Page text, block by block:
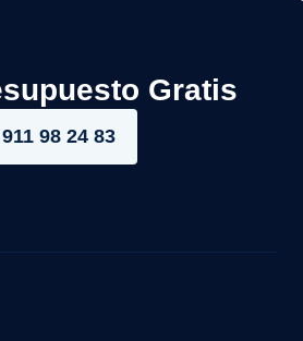
Gratis
911 98 24 83